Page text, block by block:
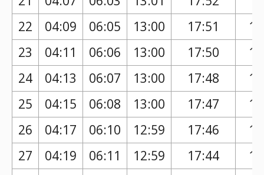
22
04:09 06:05 13:00 17:51
23
04:11 06:06 13:00 17:50
24
04:13 06:07 13:00 17:48
25
04:15 06:08 13:00 17:47
26
04:17 06:10 12:59 17:46
27
04:19 06:11 12:59 17:44